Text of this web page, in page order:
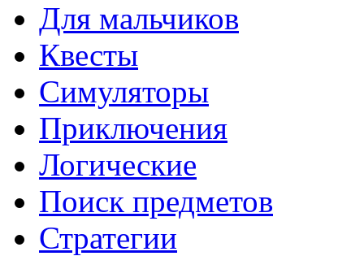
Для мальчиков
Квесты
Симуляторы
Приключения
Логические
Поиск предметов
Стратегии